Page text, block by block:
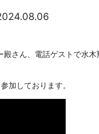
さん、電話ゲストで水
加しております。